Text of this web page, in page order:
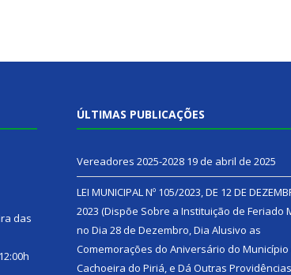
das
ÚLTIMAS PUBLICAÇÕES
Vereadores 2025-2028 19 de abril de 2025
LEI MUNICIPAL Nº 105/2023, DE 12 DE
2023 (Dispõe Sobre a Instituição de Feriado
no Dia 28 de Dezembro, Dia Alusivo as
Comemorações do Aniversário do Município
Cachoeira do Piriá, e Dá Outras